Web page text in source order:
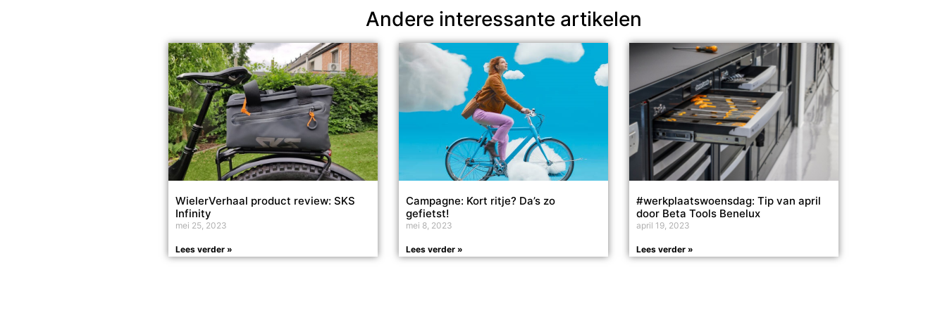
Andere interessante artikelen
WielerVerhaal product review: SKS
Infinity
mei 25, 2023
Lees verder »
Campagne: Kort ritje? Da’s zo
gefietst!
mei 8, 2023
Lees verder »
#werkplaatswoensdag: Tip van april
door Beta Tools Benelux
april 19, 2023
Lees verder »